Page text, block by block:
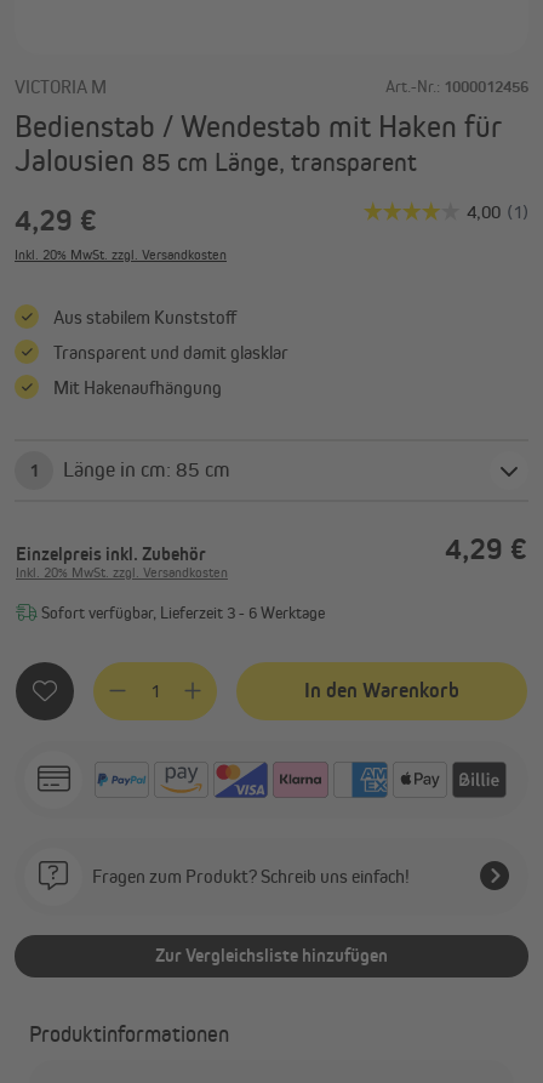
VICTORIA M Art.-Nr.: 1000012456
Bedienstab / Wendestab mit Haken für
Jalousien 85 cm Länge, transparent
4,29 €
Inkl. 20% MwSt. zzgl. Versandkosten
Aus stabilem Kunststoff
Transparent und damit glasklar
Mit Hakenaufhängung
1 Länge in cm: 85 cm
Einzelpreis inkl. Zubehör 4,29 €
Inkl. 20% MwSt. zzgl. Versandkosten
Sofort verfügbar, Lieferzeit 3 - 6 Werktage
Produkt Anzahl: Gib den gewünschten Wert ein oder
In den Warenkorb
Fragen zum Produkt? Schreib uns einfach!
Zur Vergleichsliste hinzufügen
Produktinformationen